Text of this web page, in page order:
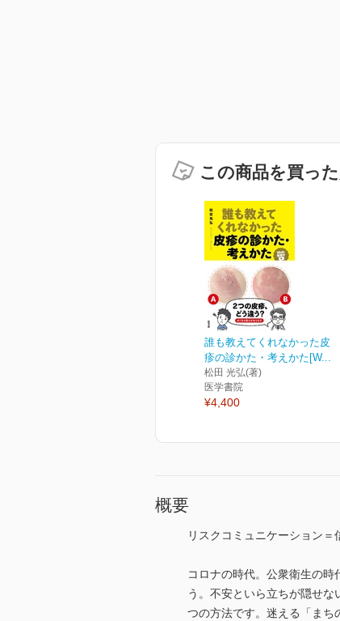
この商品を買っ
誰も教えてくれなかった皮
疹の診かた・考えかた[W...
松田 光弘(著)
医学書院
¥4,400
概要
リスクコミュニケーション＝
コロナの時代。公衆衛生の
う。不安といら立ちが隠せ
つの方法です。迷える「まち